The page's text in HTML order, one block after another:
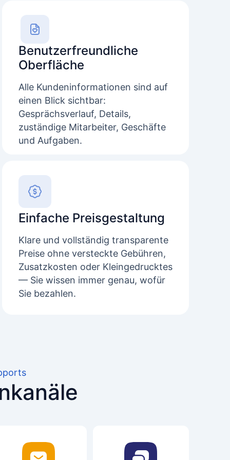
Benutzerfreundliche
Oberfläche
Alle Kundeninformationen sind auf
einen Blick sichtbar:
Gesprächsverlauf, Details,
zuständige Mitarbeiter, Geschäfte
und Aufgaben.
Einfache Preisgestaltung
Klare und vollständig transparente
Preise ohne versteckte Gebühren,
Zusatzkosten oder Kleingedrucktes
— Sie wissen immer genau, wofür
Sie bezahlen.